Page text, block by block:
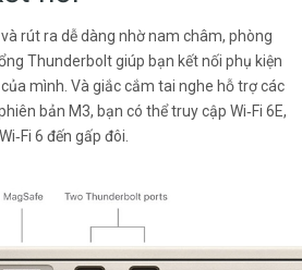
rút ra dễ dàng nhờ nam châm, phòng
Thunderbolt giúp bạn kết nối phụ kiện
mình. Và giắc cắm tai nghe hỗ trợ các
bản M3, bạn có thể truy cập Wi‑Fi 6E,
6 đến gấp đôi.